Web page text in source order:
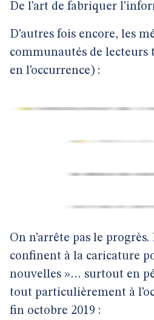
De l’art de fabriquer
D’autres fois encore, les
communautés de lecteurs
en l’occurrence) :
On n’arrête pas le
confinent à la caricature
nouvelles »… surtout en
tout particulièrement à
fin octobre 2019 :